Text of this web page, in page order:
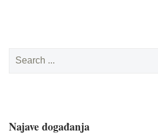
Search
for:
Najave događanja